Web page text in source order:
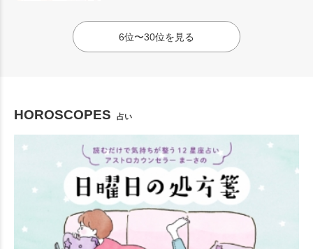
6位〜30位を見る
HOROSCOPES 占い